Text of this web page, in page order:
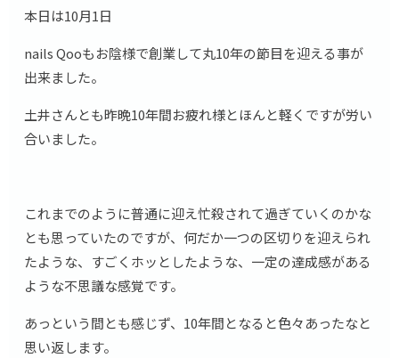
本日は10月1日
nails Qooもお陰様で創業して丸10年の節目を迎える事が
出来ました。
土井さんとも昨晩10年間お疲れ様とほんと軽くですが労い
合いました。
これまでのように普通に迎え忙殺されて過ぎていくのかな
とも思っていたのですが、何だか一つの区切りを迎えられ
たような、すごくホッとしたような、一定の達成感がある
ような不思議な感覚です。
あっという間とも感じず、10年間となると色々あったなと
思い返します。